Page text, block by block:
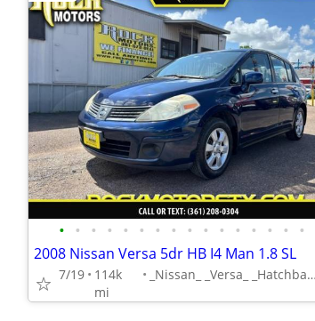
• • • • • • • • • • • • • • • •
2008 Nissan Versa 5dr HB I4 Man 1.8 SL
7/19
114k
mi
_Nissan_ _Versa_ _Hatchback_